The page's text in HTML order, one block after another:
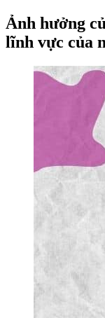
Ảnh hưởng
lĩnh vực của